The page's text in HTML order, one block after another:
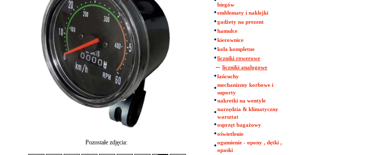
Pozostałe zdjęcia:
biegów
emblematy i naklejki
gadżety na prezent
hamulce
kierownice
koła kompletne
liczniki rowerowe
-- liczniki analogowe
łańcuchy
mechanizmy korbowe i
suporty
nakretki na wentyle
narzędzia & klimatyczny
warsztat
osprzęt bagażowy
oświetlenie
ogumienie - opony , dętki ,
opaski